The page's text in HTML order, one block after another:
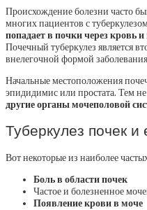
Происхождение болезни часто
многих пациентов с
попадает в почки через кровь
Почечный туберкулез является
внелегочной формой
Начальные местоположения
эпидидимис или простата. Тем
другие органы мочеполовой
Туберкулез почек и
Вот некоторые из наиболее
Боль в области почек
Частое и болезненное
Появление крови в моче